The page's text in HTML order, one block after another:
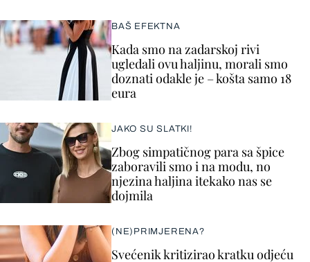
BAŠ EFEKTNA
Kada smo na zadarskoj rivi
ugledali ovu haljinu, morali smo
doznati odakle je – košta samo 18
eura
JAKO SU SLATKI!
Zbog simpatičnog para sa špice
zaboravili smo i na modu, no
njezina haljina itekako nas se
dojmila
(NE)PRIMJERENA?
Svećenik kritizirao kratku odjeću